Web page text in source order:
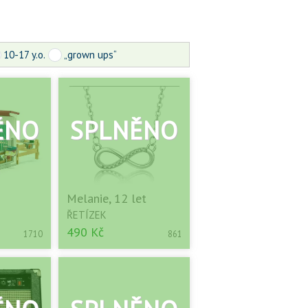
10-17 y.o. „grown ups“
1710
Melanie, 12 let
ŘETÍZEK
490 Kč 861